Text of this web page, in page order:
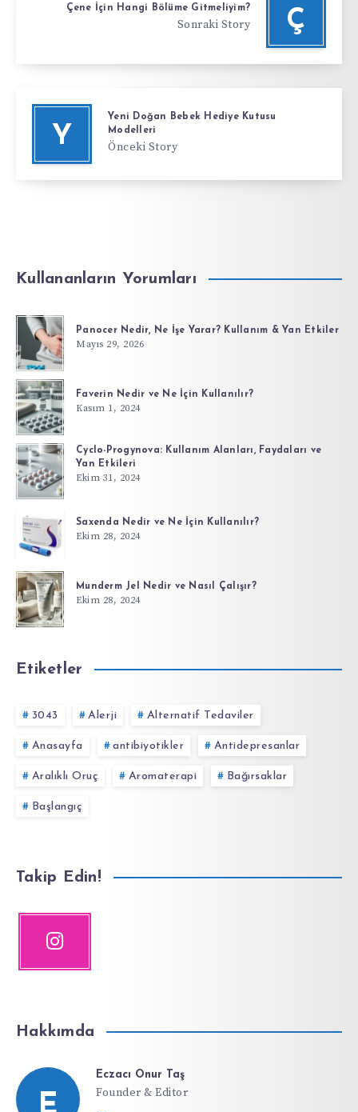
Ç
Çene İçin Hangi Bölüme Gitmeliyim?
Sonraki Story
Y
Yeni Doğan Bebek Hediye Kutusu
Modelleri
Önceki Story
Kullananların Yorumları
Panocer Nedir, Ne İşe Yarar? Kullanım & Yan Etkiler
Mayıs 29, 2026
Faverin Nedir ve Ne İçin Kullanılır?
Kasım 1, 2024
Cyclo-Progynova: Kullanım Alanları, Faydaları ve
Yan Etkileri
Ekim 31, 2024
Saxenda Nedir ve Ne İçin Kullanılır?
Ekim 28, 2024
Munderm Jel Nedir ve Nasıl Çalışır?
Ekim 28, 2024
Etiketler
3043 Alerji Alternatif Tedaviler
Anasayfa antibiyotikler Antidepresanlar
Aralıklı Oruç Aromaterapi Bağırsaklar
Başlangıç
Takip Edin!
Hakkımda
Eczacı Onur Taş
Founder & Editor